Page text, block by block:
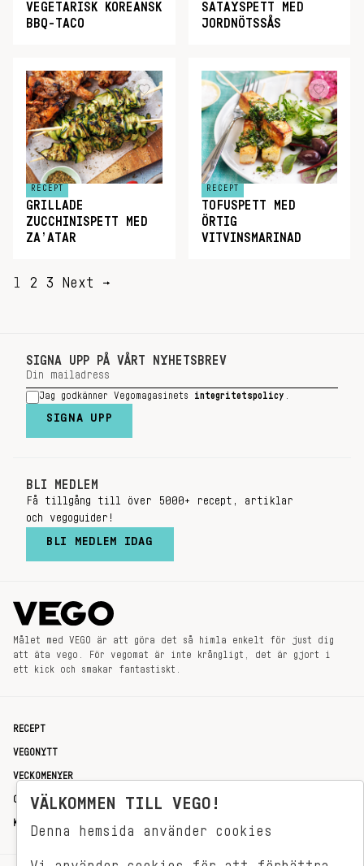
VEGETARISK KOREANSK
BBQ-TACO
SATAYSPETT MED
JORDNÖTSSÅS
RECEPT
GRILLADE
ZUCCHINISPETT MED
ZA’ATAR
RECEPT
TOFUSPETT MED
ÖRTIG
VITVINSMARINAD
SIDNUMRERING
1 2 3 Next →
SIGNA UPP PÅ VÅRT NYHETSBREV
Jag godkänner Vegomagasinets integritetspolicy
SIGNA UPP
BLI MEDLEM
Få tillgång till över 5000+ recept, artiklar
och vegoguider!
BLI MEDLEM IDAG
Målet med VEGO är att göra det så himla enkelt för just dig
att äta vego. För vegomat är inte krångligt, det är gjort i
ett kick och smakar fantastiskt.
RECEPT
VEGONYTT
VECKOMENYER
OM OSS
KONTAKT
VÄLKOMMEN TILL VEGO!
Denna hemsida använder cookies